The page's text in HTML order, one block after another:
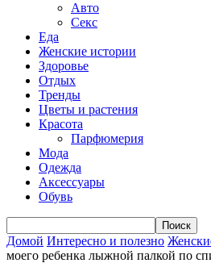
Авто
Секс
Еда
Женские истории
Здоровье
Отдых
Тренды
Цветы и растения
Красота
Парфюмерия
Мода
Одежда
Аксессуары
Обувь
Домой Интересно и полезно
моего ребенка лыжной палкой по